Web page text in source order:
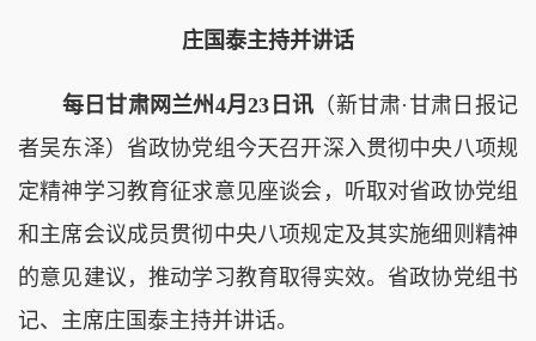
庄国泰主持并讲话
每日甘肃网兰州4月23日讯 （新甘肃·甘肃日报记
者吴东泽）省政协党组今天召开深入贯彻中央八项规
定精神学习教育征求意见座谈会，听取对省政协党组
和主席会议成员贯彻中央八项规定及其实施细则精神
的意见建议，推动学习教育取得实效。省政协党组书
记、主席庄国泰主持并讲话。